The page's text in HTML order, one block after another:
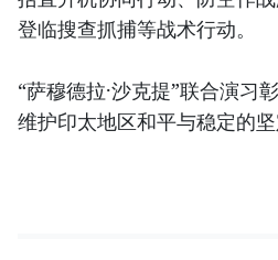
登临搜查抓捕等战术行动。
“萨穆德拉·沙克提”联合演习
维护印太地区和平与稳定的坚